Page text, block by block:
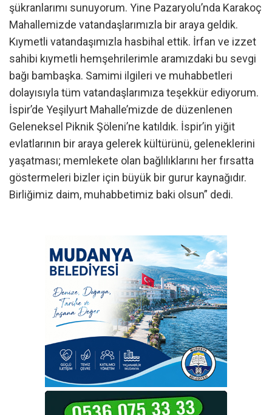
şükranlarımı sunuyorum. Yine Pazaryolu’nda Karakoç
Mahallemizde vatandaşlarımızla bir araya geldik.
Kıymetli vatandaşımızla hasbihal ettik. İrfan ve izzet
sahibi kıymetli hemşehrilerimle aramızdaki bu sevgi
bağı bambaşka. Samimi ilgileri ve muhabbetleri
dolayısıyla tüm vatandaşlarımıza teşekkür ediyorum.
İspir’de Yeşilyurt Mahalle’mizde de düzenlenen
Geleneksel Piknik Şöleni’ne katıldık. İspir’in yiğit
evlatlarının bir araya gelerek kültürünü, geleneklerini
yaşatması; memlekete olan bağlılıklarını her fırsatta
göstermeleri bizler için büyük bir gurur kaynağıdır.
Birliğimiz daim, muhabbetimiz baki olsun” dedi.